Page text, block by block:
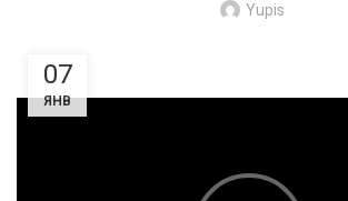
Yupis
07
ЯНВ